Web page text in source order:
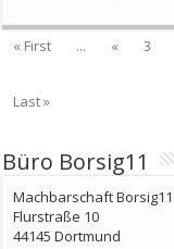
« First ... « 3
Last »
Büro Borsig11
Machbarschaft Borsig11
Flurstraße 10
44145 Dortmund